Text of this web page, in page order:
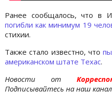
Ранее сообщалось, что в
погибли как минимум 19
стихии.
Также стало известно, что
американском штате Техас.
Новости от
Подписывайтесь на наш канал